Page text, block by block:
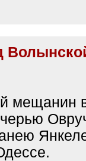
мещанин